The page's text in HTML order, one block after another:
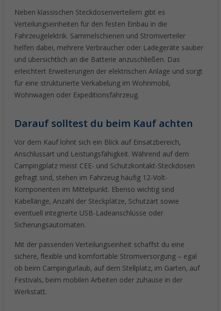
Neben klassischen Steckdosenverteilern gibt es
Verteilungseinheiten für den festen Einbau in die
Fahrzeugelektrik. Sammelschienen und Stromverteiler
helfen dabei, mehrere Verbraucher oder Ladegeräte sauber
und übersichtlich an die Batterie anzuschließen. Das
erleichtert Erweiterungen der elektrischen Anlage und sorgt
für eine strukturierte Verkabelung im Wohnmobil,
Wohnwagen oder Expeditionsfahrzeug.
Darauf solltest du beim Kauf achten
Vor dem Kauf lohnt sich ein Blick auf Einsatzbereich,
Anschlussart und Leistungsfähigkeit. Während auf dem
Campingplatz meist CEE- und Schutzkontakt-Steckdosen
gefragt sind, stehen im Fahrzeug häufig 12-Volt-
Komponenten im Mittelpunkt. Ebenso wichtig sind
Kabellänge, Anzahl der Steckplätze, Schutzart sowie
eventuell integrierte USB-Ladeanschlüsse oder
Sicherungsautomaten.
Mit der passenden Verteilungseinheit schaffst du eine
sichere, flexible und komfortable Stromversorgung – egal
ob beim Campingurlaub, auf dem Stellplatz, im Garten, auf
Festivals, beim mobilen Arbeiten oder zuhause in der
Werkstatt.